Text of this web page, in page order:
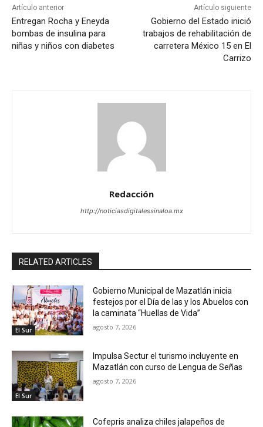
Artículo anterior
Entregan Rocha y Eneyda
bombas de insulina para
niñas y niños con diabetes
Artículo siguiente
Gobierno del Estado inició
trabajos de rehabilitación de
carretera México 15 en El
Carrizo
Redacción
http://noticiasdigitalessinaloa.mx
RELATED ARTICLES
El Sur
Gobierno Municipal de Mazatlán inicia
festejos por el Día de las y los Abuelos con
la caminata “Huellas de Vida”
agosto 7, 2026
El Sur
Impulsa Sectur el turismo incluyente en
Mazatlán con curso de Lengua de Señas
agosto 7, 2026
Cofepris analiza chiles jalapeños de